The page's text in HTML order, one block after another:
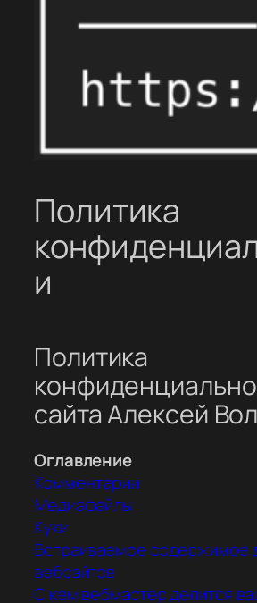
Политика
и
Политика
сайта Алексей
Оглавление
Комментарии
Медиафайлы
Куки
Встраиваемое содержимое
вебсайтов
С кем вебмастер делится